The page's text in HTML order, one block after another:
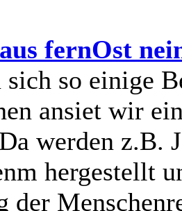
fernOst
sich so einige
ansiet wir
werden z.B.
hergestellt
der